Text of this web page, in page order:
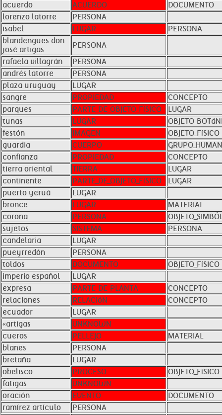
acuerdo
ACUERDO
DOCUMENTO
lorenzo latorre
PERSONA
isabel
LUGAR
PERSONA
blandengues don
josé artigas
PERSONA
rafaela villagrán
PERSONA
andrés latorre
PERSONA
plaza uruguay
LUGAR
sangre
PROPIEDAD
CONCEPTO
parques
PARTE_DE_OBJETO_FíSICO
LUGAR
tunas
LUGAR
festón
IMAGEN
OBJETO_FíSICO
guardia
CUERPO
confianza
PROPIEDAD
CONCEPTO
tierra oriental
TIERRA
LUGAR
continente
PARTE_DE_OBJETO_FíSICO
LUGAR
puerto yeruá
LUGAR
bronce
LUGAR
MATERIAL
corona
PERSONA
sujetos
SISTEMA
PERSONA
candelaria
LUGAR
pueyrredón
PERSONA
toldos
DOCUMENTO
OBJETO_FíSICO
imperio español
LUGAR
expresa
PARTE_DE_PLANTA
CONCEPTO
relaciones
RELACIóN
CONCEPTO
ecuador
LUGAR
«artigas
UNKNOWN
cueros
PELLEJO
MATERIAL
blanes
PERSONA
bretaña
LUGAR
obelisco
PROCESO
OBJETO_FíSICO
fatigas
UNKNOWN
oración
EVENTO
DOCUMENTO
ramírez artículo
PERSONA